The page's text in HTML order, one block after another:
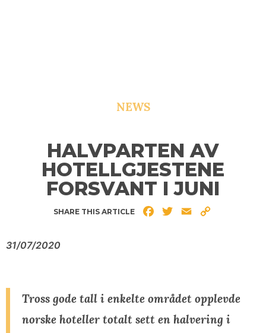
NEWS
HALVPARTEN AV
HOTELLGJESTENE
FORSVANT I JUNI
SHARE THIS ARTICLE FacebookTwitterEmail
31/07/2020
Tross gode tall i enkelte området opplevde
norske hoteller totalt sett en halvering i